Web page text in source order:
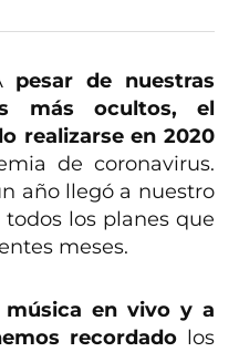
pesar de nuestras
más ocultos, el
realizarse en 2020
de coronavirus.
año llegó a nuestro
los planes que
meses.
en vivo y a
recordadolos